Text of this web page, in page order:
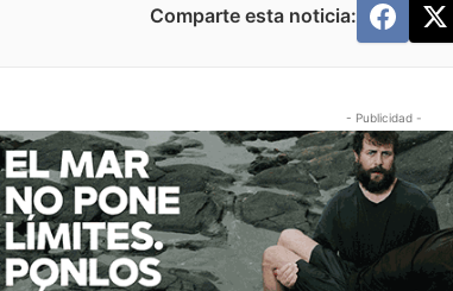
Comparte esta noticia:
- Publicidad -